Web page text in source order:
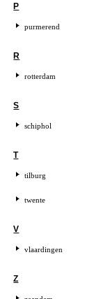
P
purmerend
R
rotterdam
S
schiphol
T
tilburg
twente
V
vlaardingen
Z